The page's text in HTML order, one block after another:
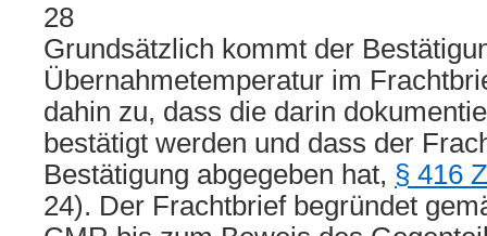
28
Grundsätzlich kommt der
Übernahmetemperatur im
dahin zu, dass die darin
bestätigt werden und dass der
Bestätigung abgegeben hat, § 416
24). Der Frachtbrief begründet